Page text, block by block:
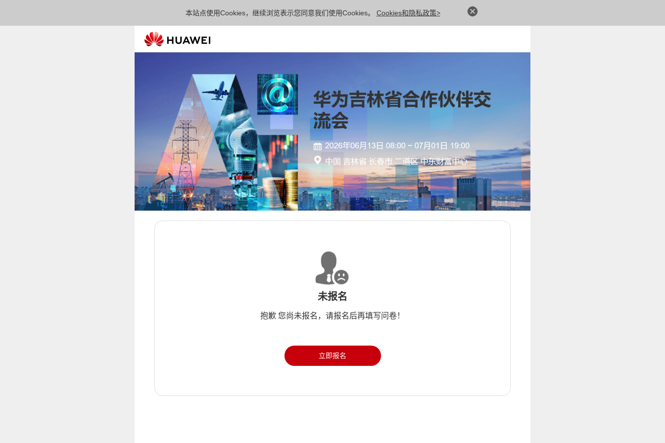
本站点使用Cookies，继续浏览表示您同意我们使用Cookies。 Cookies和隐私政策>
未报名
抱歉 您尚未报名，请报名后再填写问卷！
立即报名